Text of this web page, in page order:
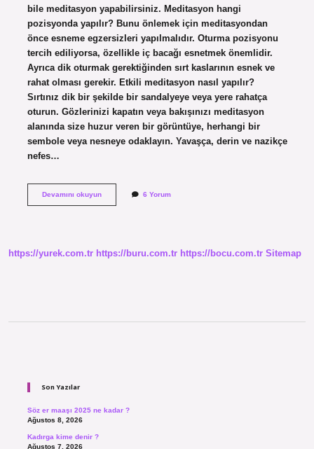
bile meditasyon yapabilirsiniz. Meditasyon hangi
pozisyonda yapılır? Bunu önlemek için meditasyondan
önce esneme egzersizleri yapılmalıdır. Oturma pozisyonu
tercih ediliyorsa, özellikle iç bacağı esnetmek önemlidir.
Ayrıca dik oturmak gerektiğinden sırt kaslarının esnek ve
rahat olması gerekir. Etkili meditasyon nasıl yapılır?
Sırtınız dik bir şekilde bir sandalyeye veya yere rahatça
oturun. Gözlerinizi kapatın veya bakışınızı meditasyon
alanında size huzur veren bir görüntüye, herhangi bir
sembole veya nesneye odaklayın. Yavaşça, derin ve nazikçe
nefes…
Devamını okuyunUzanarak
6 Yorum
https://yurek.com.tr https://buru.com.tr https://bocu.com.tr Sitemap
Son Yazılar
Söz er maaşı 2025 ne kadar ?
Ağustos 8, 2026
Kadırga kime denir ?
Ağustos 7, 2026